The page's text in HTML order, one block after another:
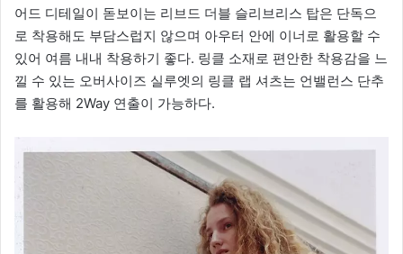
어드 디테일이 돋보이는 리브드 더블 슬리브리스 탑은 단독으
로 착용해도 부담스럽지 않으며 아우터 안에 이너로 활용할 수
있어 여름 내내 착용하기 좋다. 링클 소재로 편안한 착용감을 느
낄 수 있는 오버사이즈 실루엣의 링클 랩 셔츠는 언밸런스 단추
를 활용해 2Way 연출이 가능하다.